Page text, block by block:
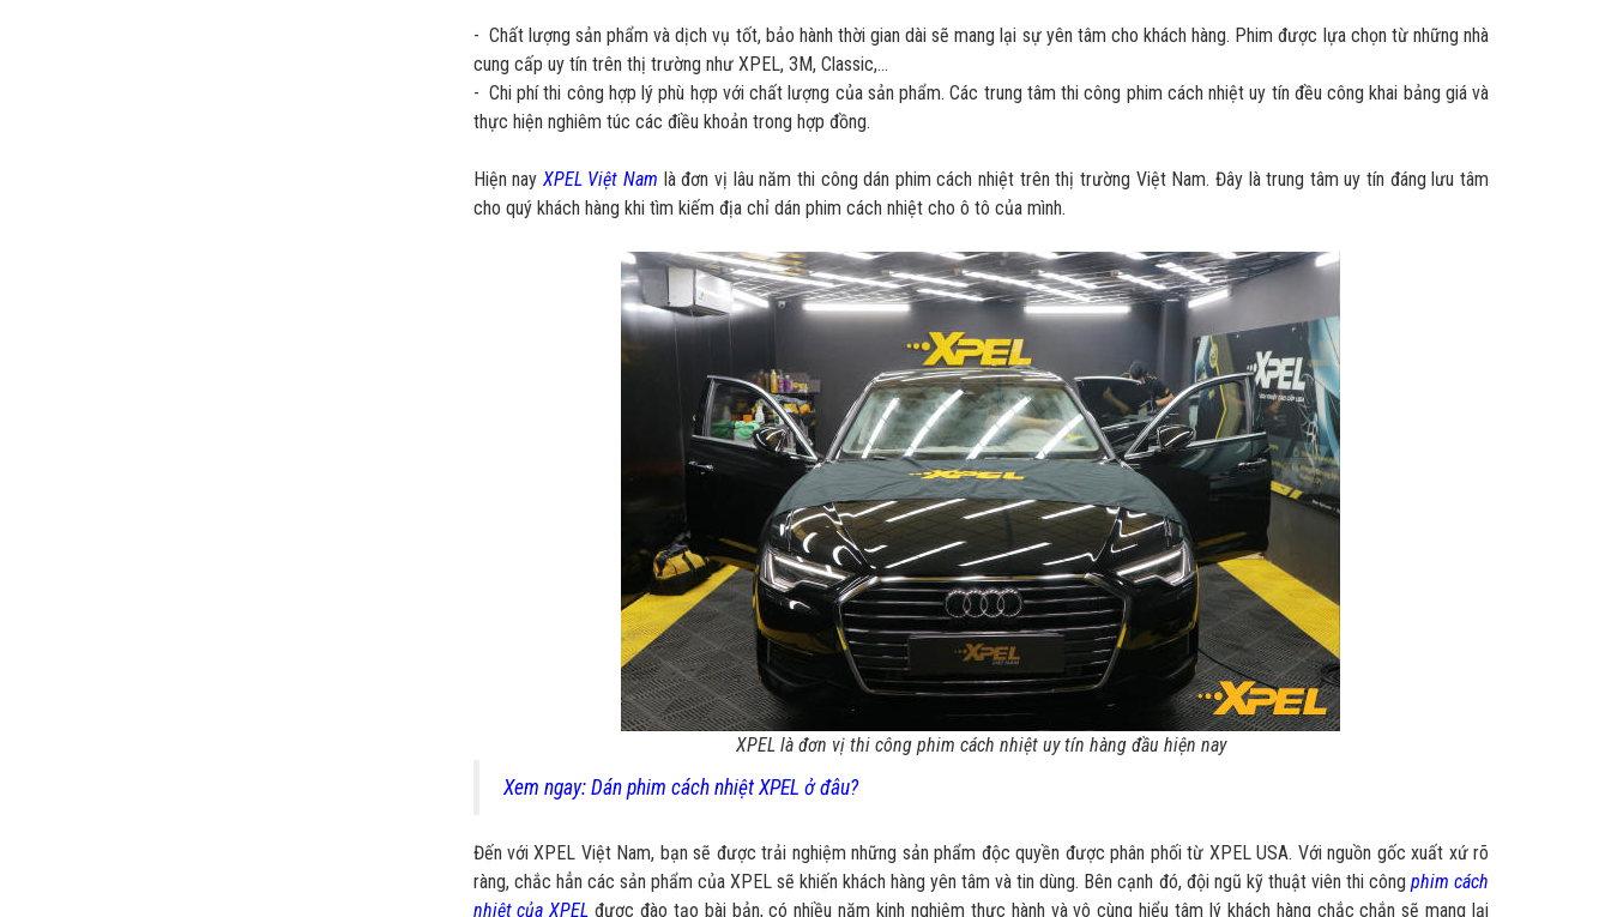
- Chất lượng sản phẩm và dịch vụ tốt, bảo hành thời gian dài sẽ mang lại sự yên tâm cho khách hàng. Phim được lựa chọn từ những nhà
cung cấp uy tín trên thị trường như XPEL, 3M, Classic,…
- Chi phí thi công hợp lý phù hợp với chất lượng của sản phẩm. Các trung tâm thi công phim cách nhiệt uy tín đều công khai bảng giá và
thực hiện nghiêm túc các điều khoản trong hợp đồng.
Hiện nay XPEL Việt Nam là đơn vị lâu năm thi công dán phim cách nhiệt trên thị trường Việt Nam. Đây là trung tâm uy tín đáng lưu tâm
cho quý khách hàng khi tìm kiếm địa chỉ dán phim cách nhiệt cho ô tô của mình.
XPEL là đơn vị thi công phim cách nhiệt uy tín hàng đầu hiện nay
Xem ngay: Dán phim cách nhiệt XPEL ở đâu?
Đến với XPEL Việt Nam, bạn sẽ được trải nghiệm những sản phẩm độc quyền được phân phối từ XPEL USA. Với nguồn gốc xuất xứ rõ
ràng, chắc hẳn các sản phẩm của XPEL sẽ khiến khách hàng yên tâm và tin dùng. Bên cạnh đó, đội ngũ kỹ thuật viên thi công phim cách
nhiệt của XPEL được đào tạo bài bản, có nhiều năm kinh nghiệm thực hành và vô cùng hiểu tâm lý khách hàng chắc chắn sẽ mang lại